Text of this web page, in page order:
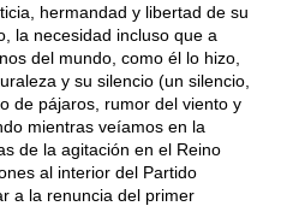
hermandad y libertad de su
la necesidad incluso que a
del mundo, como él lo hizo,
y su silencio (un silencio,
de pájaros, rumor del viento y
mientras veíamos en la
de la agitación en el Reino
al interior del Partido
a la renuncia del primer